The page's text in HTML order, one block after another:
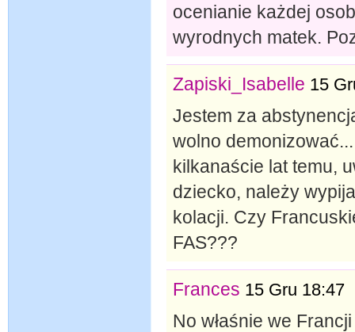
ocenianie każdej
wyrodnych matek.
Zapiski_Isabelle 15
Jestem za
wolno
kilkanaście lat temu,
dziecko, należy
kolacji. Czy
FAS???
Frances 15 Gru 18:47
No właśnie we